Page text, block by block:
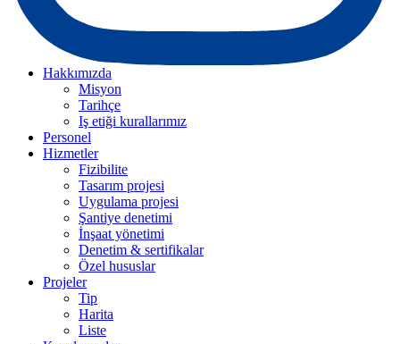
Hakkımızda
Misyon
Tarihçe
Iş etiği kurallarımız
Personel
Hizmetler
Fizibilite
Tasarım projesi
Uygulama projesi
Şantiye denetimi
İnşaat yönetimi
Denetim & sertifikalar
Özel hususlar
Projeler
Tip
Harita
Liste